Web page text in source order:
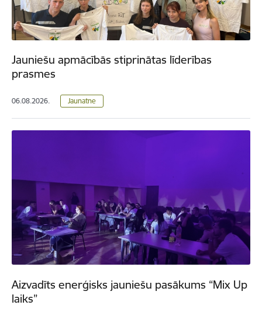
Jauniešu apmācībās stiprinātas līderības
prasmes
06.08.2026. Jaunatne
Aizvadīts enerģisks jauniešu pasākums “Mix Up
laiks”